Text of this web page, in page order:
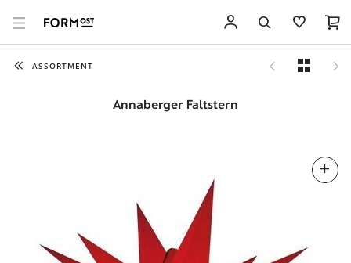
ASSORTMENT
Annaberger Faltstern